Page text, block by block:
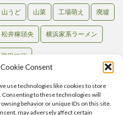
Consent
use technologies like cookies to store
to these technologies will
behavior or unique IDs on this site.
may adversely affect certain
山うど 山菜 工場萌え 廃墟
松井稼頭央 横浜家系ラーメン
飛田穂洲
to Top